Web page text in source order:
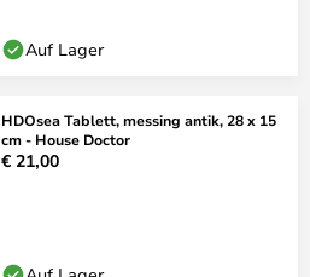
Auf Lager
HDOsea Tablett, messing antik, 28 x 15
cm - House Doctor
€ 21,00